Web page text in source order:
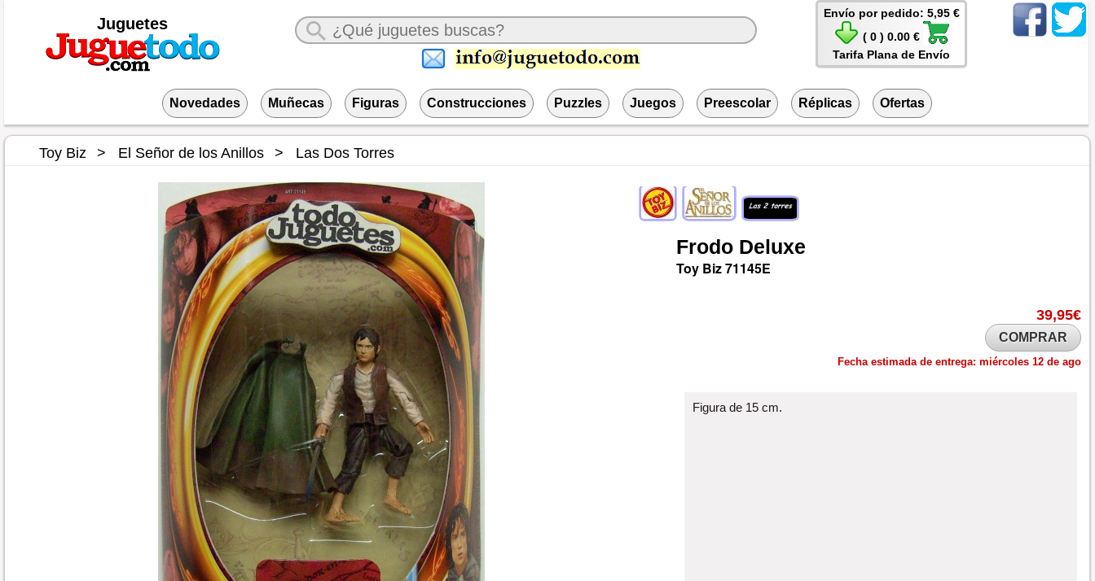
Juguetes
Envío por pedido: 5,95 €
( 0 ) 0.00 €
Tarifa Plana de Envío
Novedades Muñecas Figuras Construcciones Puzzles Juegos Preescolar Réplicas Ofertas
Toy Biz El Señor de los Anillos Las Dos Torres
Frodo Deluxe
Toy Biz71145E
39,95€
COMPRAR
Fecha estimada de entrega: miércoles 12 de ago
Figura de 15 cm.